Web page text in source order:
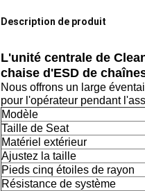
Description de produit
L'unité centrale de
chaise d'ESD de
Nous offrons un large
pour l'opérateur pendant
Modèle
Taille de Seat
Matériel extérieur
Ajustez la taille
Pieds cinq étoiles de rayon
Résistance de système